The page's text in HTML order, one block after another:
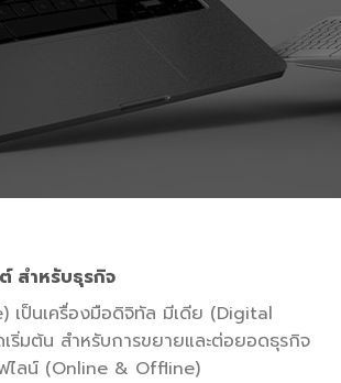
สำหรับธุรกิจ
เป็นเครื่องมือดิจิทัล มีเดีย (Digital
เริ่มต้น สำหรับการขยายและต่อยอดธุรกิจ
ไลน์ (Online & Offline)